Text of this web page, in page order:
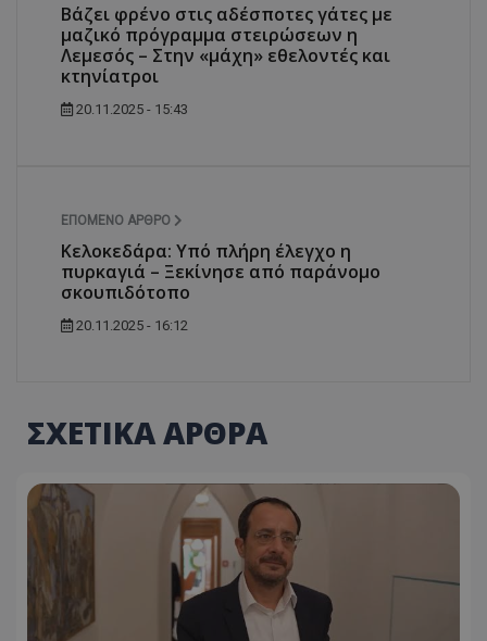
Βάζει φρένο στις αδέσποτες γάτες με
μαζικό πρόγραμμα στειρώσεων η
Λεμεσός – Στην «μάχη» εθελοντές και
κτηνίατροι
20.11.2025 - 15:43
ΕΠΌΜΕΝΟ ΆΡΘΡΟ
Κελοκεδάρα: Υπό πλήρη έλεγχο η
πυρκαγιά – Ξεκίνησε από παράνομο
σκουπιδότοπο
20.11.2025 - 16:12
ΣΧΕΤΙΚΑ ΑΡΘΡΑ